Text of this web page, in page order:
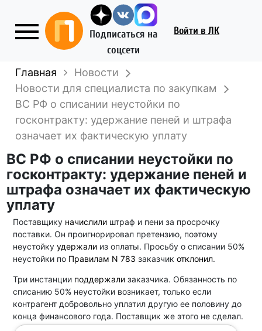
Подписаться на
соцсети
Войти в ЛК
Главная
Новости
Новости для специалиста по закупкам
ВС РФ о списании неустойки по
госконтракту: удержание пеней и штрафа
означает их фактическую уплату
ВС РФ о списании неустойки по
госконтракту: удержание пеней и
штрафа означает их фактическую
уплату
Поставщику начислилиштраф и пени за просрочку
поставки. Он проигнорировал претензию, поэтому
неустойку удержалииз оплаты. Просьбу о списании 50%
неустойки по Правилам N 783 заказчик отклонил.
Три инстанции поддержализаказчика. Обязанность по
списанию 50% неустойки возникает, только если
контрагент добровольно уплатил другую ее половину до
конца финансового года. Поставщик же этого не сделал.